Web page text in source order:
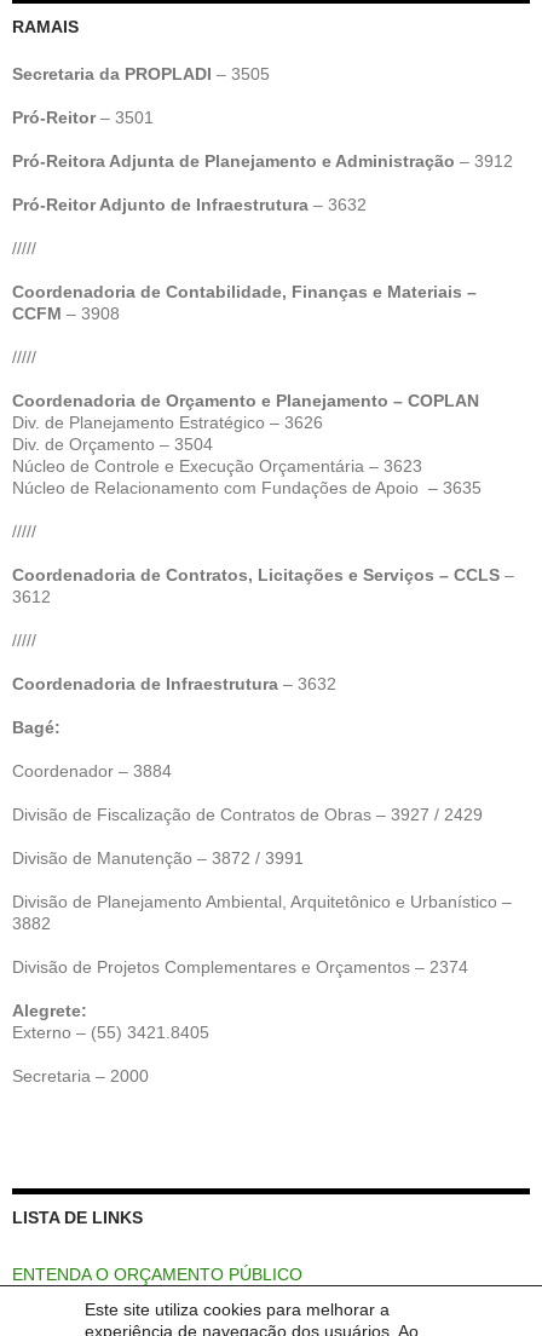
Este site utiliza cookies para melhorar a
experiência de navegação dos usuários. Ao
RAMAIS
Secretaria da PROPLADI – 3505
Pró-Reitor– 3501
Pró-Reitora Adjunta de Planejamento e Administração – 3912
Pró-Reitor Adjunto de Infraestrutura – 3632
/////
Coordenadoria de Contabilidade, Finanças e Materiais –
CCFM – 3908
/////
Coordenadoria de Orçamento e Planejamento – COPLAN
Div. de Planejamento Estratégico – 3626
Div. de Orçamento – 3504
Núcleo de Controle e Execução Orçamentária – 3623
Núcleo de Relacionamento com Fundações de Apoio – 3635
/////
Coordenadoria de Contratos, Licitações e Serviços – CCLS –
3612
/////
Coordenadoria de Infraestrutura – 3632
Bagé:
Coordenador – 3884
Divisão de Fiscalização de Contratos de Obras – 3927 / 2429
Divisão de Manutenção – 3872 / 3991
Divisão de Planejamento Ambiental, Arquitetônico e Urbanístico –
3882
Divisão de Projetos Complementares e Orçamentos – 2374
Alegrete:
Externo – (55) 3421.8405
Secretaria – 2000
LISTA DE LINKS
ENTENDA O ORÇAMENTO PÚBLICO
Portal Unipampa